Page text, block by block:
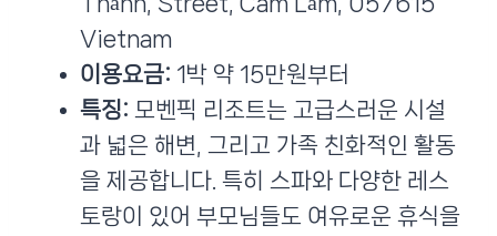
Vietnam
이용요금: 1박 약 15만원부터
특징: 모벤픽 리조트는 고급스러운 시설
과 넓은 해변, 그리고 가족 친화적인 활동
을 제공합니다. 특히 스파와 다양한 레스
토랑이 있어 부모님들도 여유로운 휴식을